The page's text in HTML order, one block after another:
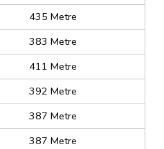
435 Metre
383 Metre
411 Metre
392 Metre
387 Metre
387 Metre